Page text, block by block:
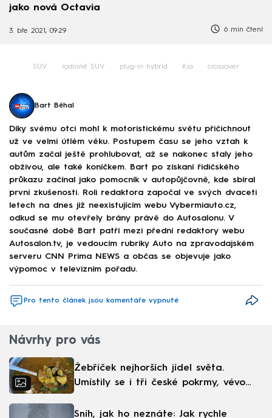
jako nová Octavia
3. bře 2021, 09:29 6 min čtení
SUV rodinné SUV plug-in hybrid Kia crossover
Bart Běhal
Díky svému otci mohl k motoristickému světu přičichnout
už ve velmi útlém věku. Postupem času se jeho vztah k
autům začal ještě prohlubovat, až se nakonec staly jeho
obživou, ale také koníčkem. Bart po získaní řidičského
průkazu začínal jako pomocník v autopůjčovně, kde sbíral
první zkušenosti. Roli redaktora započal ve svých dvaceti
letech na dnes již neexistujícím webu Vybermiauto.cz,
odkud se mu otevřely brány právě do Autosalonu. V
současné době Bart patří mezi přední redaktory webu
Autosalon.tv, je vedoucím rubriky Auto na zpravodajském
serveru CNN Prima NEWS a občas se objevuje jako
výpomoc v televizním pořadu.
Pro tento článek jsou komentáře vypnuté
Návrhy pro vás
Žebříček nejhorších jídel světa.
Umístily se i tři české pokrmy, vévodí
Sníh, jak ho neznáte: Jak rychle